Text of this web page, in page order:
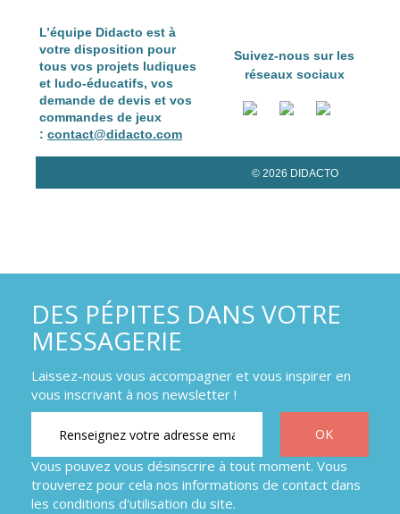
L’équipe Didacto est à
votre disposition pour
tous vos projets ludiques
et ludo-éducatifs, vos
demande de devis et vos
commandes de jeux
: contact@didacto.com
Suivez-nous sur les
réseaux sociaux
© 2026 DIDACTO
DES PÉPITES DANS VOTRE
MESSAGERIE
Laissez-nous vous accompagner et vous inspirer en
vous inscrivant à nos newsletter !
Vous pouvez vous désinscrire à tout moment. Vous
trouverez pour cela nos informations de contact dans
les conditions d'utilisation du site.